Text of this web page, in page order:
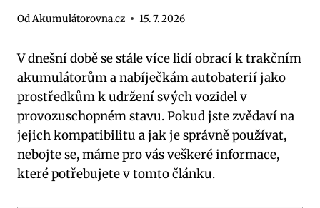
OdAkumulátorovna.cz 15. 7. 2026
V dnešní době se stále více lidí obrací k trakčním
akumulátorům a nabíječkám autobaterií jako
prostředkům k udržení svých vozidel v
provozuschopném stavu. Pokud jste zvědaví na
jejich kompatibilitu a jak je správně používat,
nebojte se, máme pro vás veškeré informace,
které potřebujete v tomto článku.